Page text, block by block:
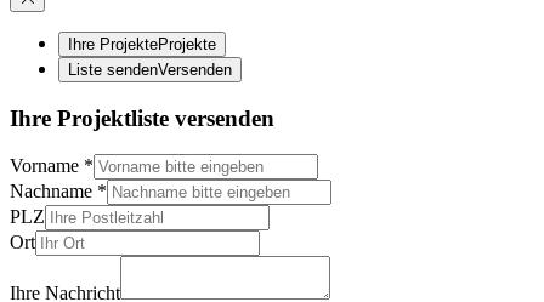
Ihre ProjekteProjekte
Liste sendenVersenden
Ihre Projektliste versenden
Vorname *
Nachname *
PLZ
Ort
Ihre Nachricht